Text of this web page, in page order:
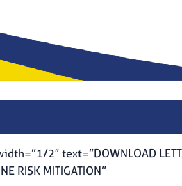
2″ text=”DOWNLOAD
RISK MITIGATION”